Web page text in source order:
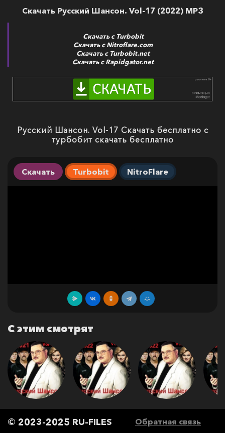
Скачать Русский Шансон. Vol-17 (2022) MP3
Скачать с Turbobit
Скачать с Nitroflare.com
Скачать с Turbobit.net
Скачать с Rapidgator.net
Русский Шансон. Vol-17 Скачать бесплатно с
турбобит скачать бесплатно
Скачать Turbobit NitroFlare
С этим смотрят
© 2023-2025 RU-FILES Обратная связь